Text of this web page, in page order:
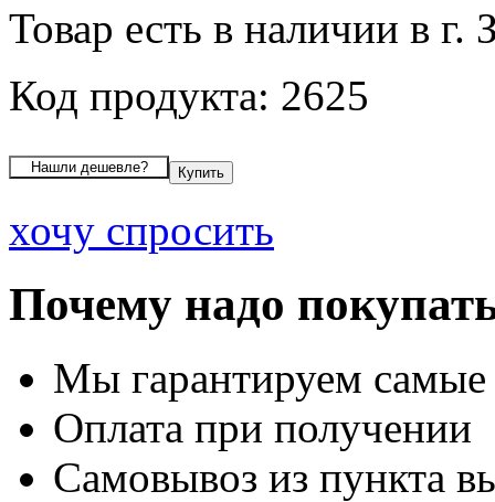
Товар есть в наличии в г.
Код продукта: 2625
хочу спросить
Почему надо
Мы гарантируем
Оплата при получении
Самовывоз из пункта